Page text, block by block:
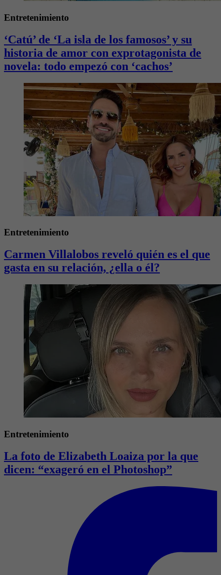
Entretenimiento
‘Catú’ de ‘La isla de los famosos’ y su
historia de amor con exprotagonista de
novela: todo empezó con ‘cachos’
Entretenimiento
Carmen Villalobos reveló quién es el que
gasta en su relación, ¿ella o él?
Entretenimiento
La foto de Elizabeth Loaiza por la que
dicen: “exageró en el Photoshop”